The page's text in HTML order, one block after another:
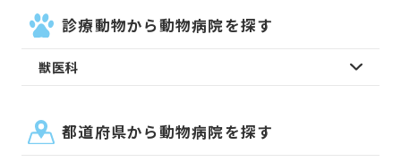
診療動物から動物病院を探す
獣医科
都道府県から動物病院を探す